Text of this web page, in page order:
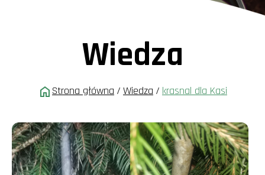
Wiedza
Strona główna / Wiedza / krasnal dla Kasi